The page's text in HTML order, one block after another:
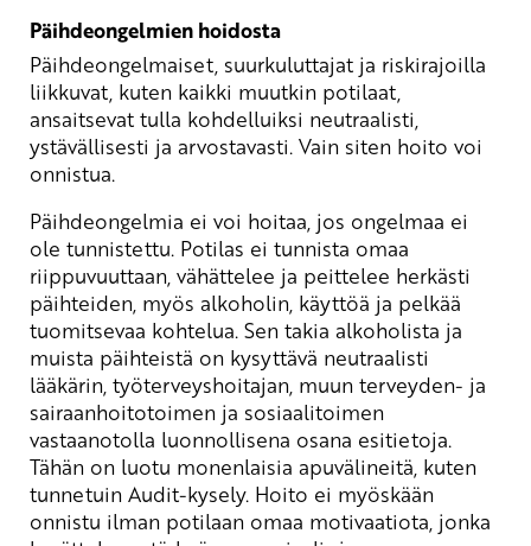
Päihdeongelmien hoidosta
Päihdeongelmaiset, suurkuluttajat ja riskirajoilla
liikkuvat, kuten kaikki muutkin potilaat,
ansaitsevat tulla kohdelluiksi neutraalisti,
ystävällisesti ja arvostavasti. Vain siten hoito voi
onnistua.
Päihdeongelmia ei voi hoitaa, jos ongelmaa ei
ole tunnistettu. Potilas ei tunnista omaa
riippuvuuttaan, vähättelee ja peittelee herkästi
päihteiden, myös alkoholin, käyttöä ja pelkää
tuomitsevaa kohtelua. Sen takia alkoholista ja
muista päihteistä on kysyttävä neutraalisti
lääkärin, työterveyshoitajan, muun terveyden- ja
sairaanhoitotoimen ja sosiaalitoimen
vastaanotolla luonnollisena osana esitietoja.
Tähän on luotu monenlaisia apuvälineitä, kuten
tunnetuin Audit-kysely. Hoito ei myöskään
onnistu ilman potilaan omaa motivaatiota, jonka